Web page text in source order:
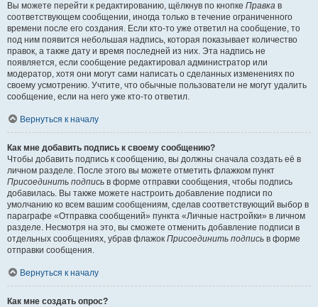
Вы можете перейти к редактированию, щёлкнув по кнопке Правка в
соответствующем сообщении, иногда только в течение ограниченного
времени после его создания. Если кто-то уже ответил на сообщение, то
под ним появится небольшая надпись, которая показывает количество
правок, а также дату и время последней из них. Эта надпись не
появляется, если сообщение редактировал администратор или
модератор, хотя они могут сами написать о сделанных изменениях по
своему усмотрению. Учтите, что обычные пользователи не могут удалить
сообщение, если на него уже кто-то ответил.
Вернуться к началу
Как мне добавить подпись к своему сообщению?
Чтобы добавить подпись к сообщению, вы должны сначала создать её в
личном разделе. После этого вы можете отметить флажком пункт
Присоединить подпись в форме отправки сообщения, чтобы подпись
добавилась. Вы также можете настроить добавление подписи по
умолчанию ко всем вашим сообщениям, сделав соответствующий выбор в
параграфе «Отправка сообщений» пункта «Личные настройки» в личном
разделе. Несмотря на это, вы сможете отменить добавление подписи в
отдельных сообщениях, убрав флажок Присоединить подпись в форме
отправки сообщения.
Вернуться к началу
Как мне создать опрос?